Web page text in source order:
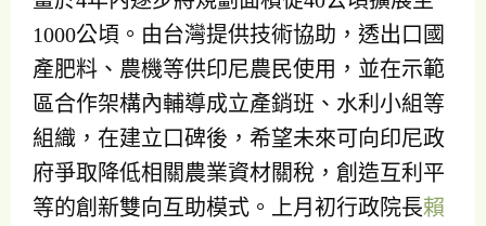
1000公頃。由台灣提供技術協助，透出口國
產肥料、農機等供印尼農民使用，並在示範
區合作架構內輔導成立產銷班、水利小組等
組織，在建立口碑後，希望未來可向印尼政
府爭取降低相關農業資材關稅，創造互利平
等的創新雙向互助模式。上月初行政院長賴